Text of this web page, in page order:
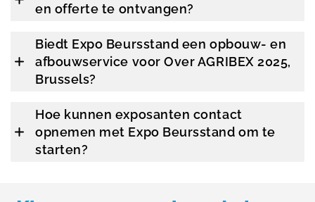
en offerte te ontvangen?
Biedt Expo Beursstand een opbouw- en
afbouwservice voor Over AGRIBEX 2025,
Brussels?
Hoe kunnen exposanten contact
opnemen met Expo Beursstand om te
starten?